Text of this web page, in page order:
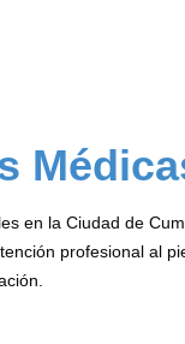
en la Ciudad de
profesional al